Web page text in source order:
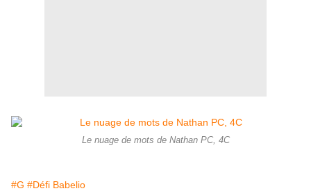
Le nuage de mots de Nathan PC, 4C
#G #Défi Babelio